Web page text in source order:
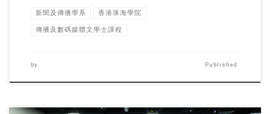
新聞及傳播學系 香港珠海學院
傳播及數碼媒體文學士課程
by Published